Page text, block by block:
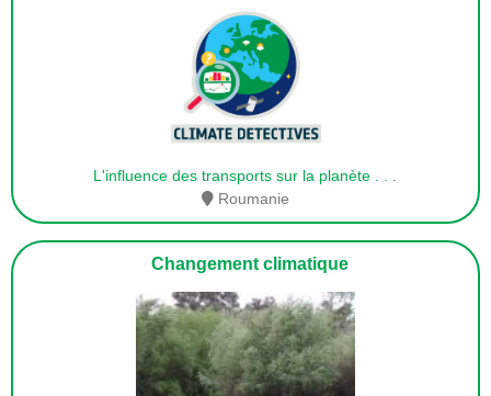
L'influence des transports sur la planète
Roumanie
Changement climatique